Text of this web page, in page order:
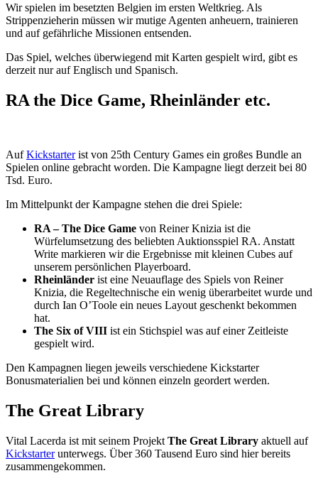
Wir spielen im besetzten Belgien im ersten Weltkrieg. Als
Strippenzieherin müssen wir mutige Agenten anheuern, trainieren
und auf gefährliche Missionen entsenden.
Das Spiel, welches überwiegend mit Karten gespielt wird, gibt es
derzeit nur auf Englisch und Spanisch.
RA the Dice Game, Rheinländer etc.
AufKickstarterist von 25th Century Games ein großes Bundle an
Spielen online gebracht worden. Die Kampagne liegt derzeit bei 80
Tsd. Euro.
Im Mittelpunkt der Kampagne stehen die drei Spiele:
RA – The Dice Game von Reiner Knizia ist die
Würfelumsetzung des beliebten Auktionsspiel RA. Anstatt
Write markieren wir die Ergebnisse mit kleinen Cubes auf
unserem persönlichen Playerboard.
Rheinländer ist eine Neuauflage des Spiels von Reiner
Knizia, die Regeltechnische ein wenig überarbeitet wurde und
durch Ian O’Toole ein neues Layout geschenkt bekommen
hat.
The Six of VIII ist ein Stichspiel was auf einer Zeitleiste
gespielt wird.
Den Kampagnen liegen jeweils verschiedene Kickstarter
Bonusmaterialien bei und können einzeln geordert werden.
The Great Library
Vital Lacerda ist mit seinem Projekt The Great Library aktuell auf
Kickstarterunterwegs. Über 360 Tausend Euro sind hier bereits
zusammengekommen.